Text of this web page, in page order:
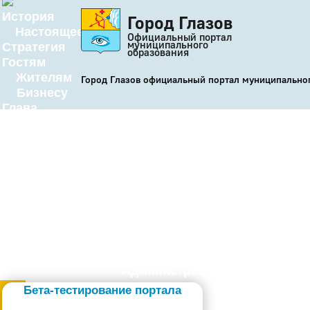
История
Настоящее
Стратегия
Гостям
Жителям
Бизнесу
Глава
Бета-тестирование портала
Город Глазов
Официальный портал
муниципального
образования
Город Глазов официальный портал